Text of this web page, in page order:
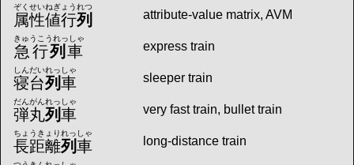
属性値行列
ぞくせいねぎょうれつ
attribute-value matrix, AVM
急行列車
きゅうこうれっしゃ
express train
寝台列車
しんだいれっしゃ
sleeper train
弾丸列車
だんがんれっしゃ
very fast train, bullet train
長距離列車
ちょうきょりれっしゃ
long-distance train